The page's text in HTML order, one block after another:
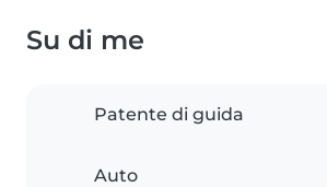
Su di me
Patente di guida
Auto